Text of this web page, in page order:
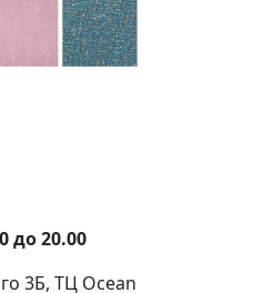
до 20.00
3Б, ТЦ Ocean